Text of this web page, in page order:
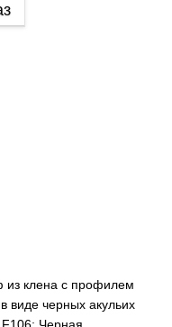
из клена с профилем
виде черных акульих